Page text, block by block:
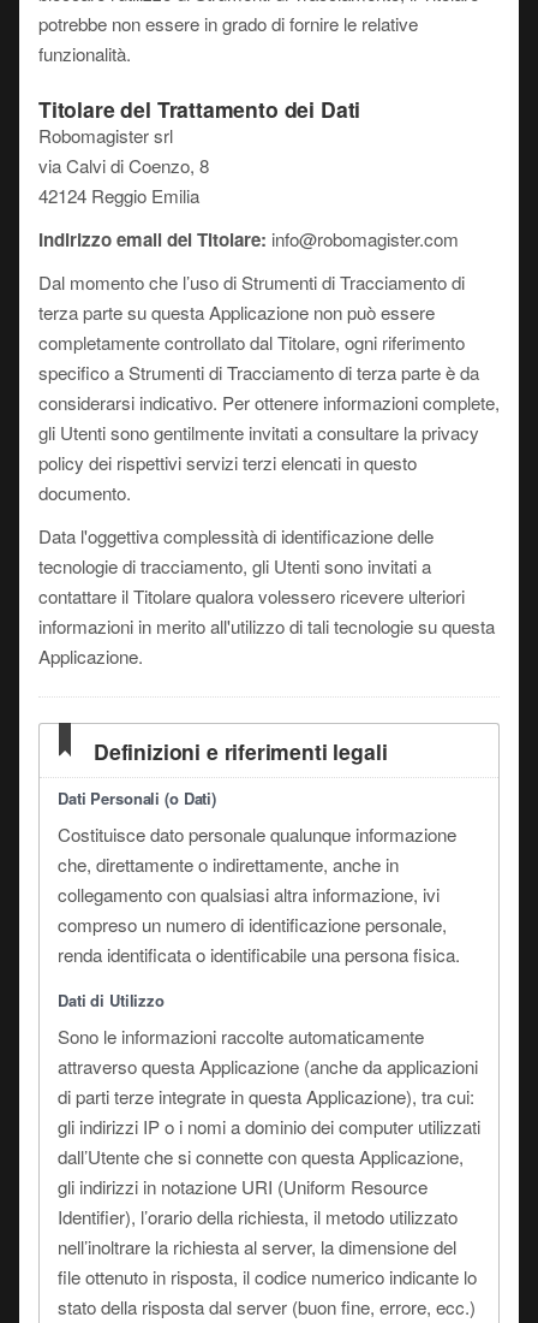
potrebbe non essere in grado di fornire le relative
funzionalità.
Titolare del Trattamento dei Dati
Robomagister srl
via Calvi di Coenzo, 8
42124 Reggio Emilia
Indirizzo email del Titolare: info@robomagister.com
Dal momento che l’uso di Strumenti di Tracciamento di
terza parte su questa Applicazione non può essere
completamente controllato dal Titolare, ogni riferimento
specifico a Strumenti di Tracciamento di terza parte è da
considerarsi indicativo. Per ottenere informazioni complete,
gli Utenti sono gentilmente invitati a consultare la privacy
policy dei rispettivi servizi terzi elencati in questo
documento.
Data l'oggettiva complessità di identificazione delle
tecnologie di tracciamento, gli Utenti sono invitati a
contattare il Titolare qualora volessero ricevere ulteriori
informazioni in merito all'utilizzo di tali tecnologie su questa
Applicazione.
Definizioni e riferimenti legali
Dati Personali (o Dati)
Costituisce dato personale qualunque informazione
che, direttamente o indirettamente, anche in
collegamento con qualsiasi altra informazione, ivi
compreso un numero di identificazione personale,
renda identificata o identificabile una persona fisica.
Dati di Utilizzo
Sono le informazioni raccolte automaticamente
attraverso questa Applicazione (anche da applicazioni
di parti terze integrate in questa Applicazione), tra cui:
gli indirizzi IP o i nomi a dominio dei computer utilizzati
dall’Utente che si connette con questa Applicazione,
gli indirizzi in notazione URI (Uniform Resource
Identifier), l’orario della richiesta, il metodo utilizzato
nell’inoltrare la richiesta al server, la dimensione del
file ottenuto in risposta, il codice numerico indicante lo
stato della risposta dal server (buon fine, errore, ecc.)